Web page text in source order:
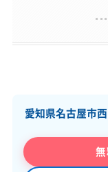
愛知県名古屋市